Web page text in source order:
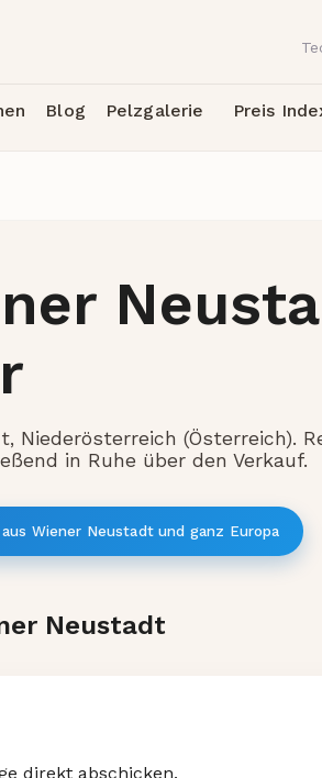
Blog Pelzgalerie Preis
(Österreich).
in Ruhe über den Verkauf.
Wiener Neustadt und ganz Europa
Neustadt
direkt abschicken.